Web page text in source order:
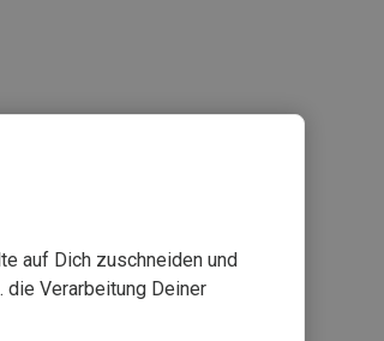
auf Dich zuschneiden und
Verarbeitung Deiner